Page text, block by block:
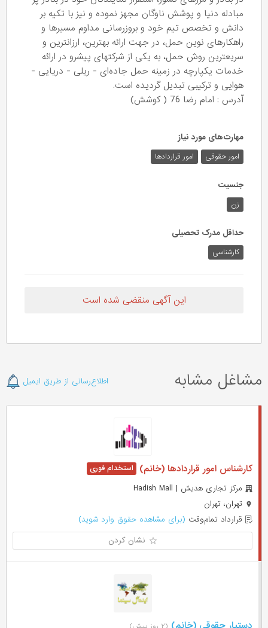
مبادله دنیا و پوشش ناوگان مجهز نموده و نیز با تکیه بر
دانش و تخصص تیم خود و بروزرسانی مداوم مسیرها و
راهکارهای نوین حمل، در جهت ارائه بهترین، ارزانترین و
سریعترین روش حمل، به یکی از شرکتهای پیشرو در ارائه
خدمات یکپارچه در زمینه حمل جاده‌ای - ریلی - دریایی -
هوایی و ترکیبی تبدیل گردیده است.
آدرس : امام رضا 76 ( کوشش)
مهارت‌های مورد نیاز
امور حقوقی امور قراردادها
جنسیت
زن
حداقل مدرک تحصیلی
کارشناسی
این آگهی منقضی شده است
مشاغل مشابه اطلاع‌رسانی از طریق ایمیل
کارشناس امور قراردادها (خانم)
مرکز تجاری هدیش | Hadish Mall
تهران، تهران
قرارداد تمام‌وقت (برای مشاهده حقوق وارد شوید)
نشان کردن